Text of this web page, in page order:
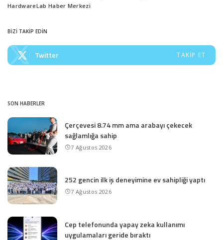
Posted
HardwareLab Haber Merkezi
BİZİ TAKİP EDİN
Twitter TAKIP ET
SON HABERLER
Çerçevesi 8.74 mm ama arabayı çekecek
sağlamlığa sahip
7 Ağustos 2026
252 gencin ilk iş deneyimine ev sahipliği yaptı
7 Ağustos 2026
Cep telefonunda yapay zeka kullanımı
uygulamaları geride bıraktı